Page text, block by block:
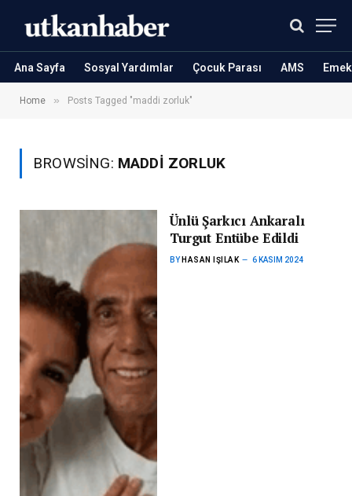
Ana Sayfa Sosyal Yardımlar Çocuk Parası AMS
Home » Posts Tagged "maddi zorluk"
BROWSING: MADDI ZORLUK
Ünlü Şarkıcı Ankaralı
Turgut Entübe Edildi
BY HASAN IŞILAK 6 KASIM 2024